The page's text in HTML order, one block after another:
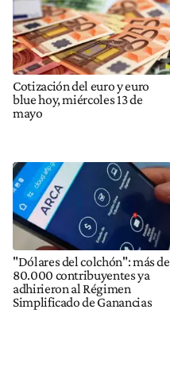
Cotización del euro y euro
blue hoy, miércoles 13 de
mayo
"Dólares del colchón": más de
80.000 contribuyentes ya
adhirieron al Régimen
Simplificado de Ganancias